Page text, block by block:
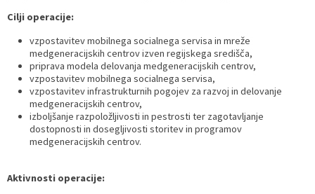
Cilji operacije:
vzpostavitev mobilnega socialnega servisa in mreže
medgeneracijskih centrov izven regijskega središča,
priprava modela delovanja medgeneracijskih centrov,
vzpostavitev mobilnega socialnega servisa,
vzpostavitev infrastrukturnih pogojev za razvoj in delovanje
medgeneracijskih centrov,
izboljšanje razpoložljivosti in pestrosti ter zagotavljanje
dostopnosti in dosegljivosti storitev in programov
medgeneracijskih centrov.
Aktivnosti operacije: